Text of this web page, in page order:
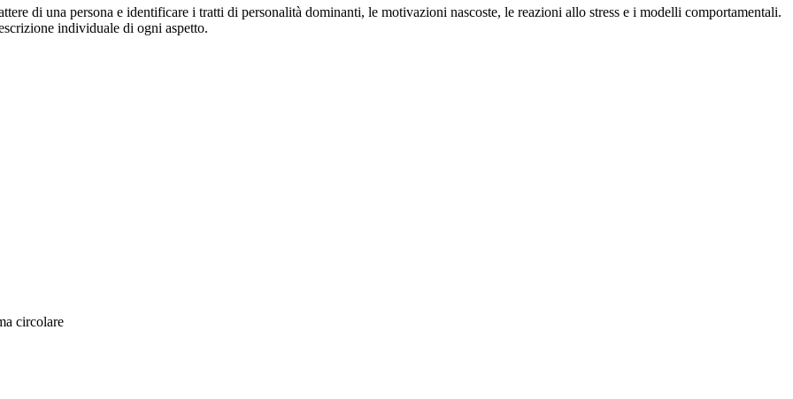
di una persona e identificare i tratti di personalità dominanti, le motivazioni nascoste, le reazioni allo stress e i modelli comportamentali.
individuale di ogni aspetto.
circolare